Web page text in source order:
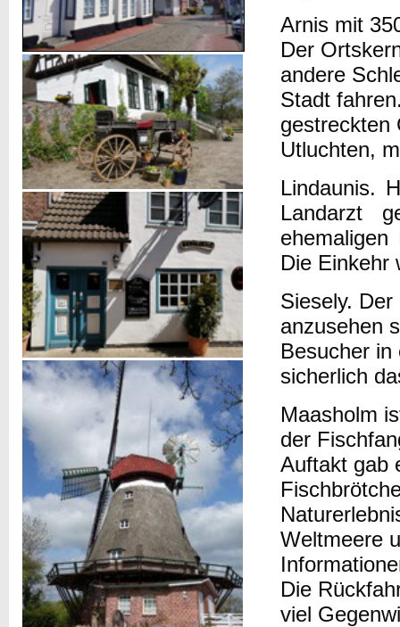
Arnis mit
Der
andere
Stadt
gestreckten
Utluchten,
Lindaunis.
Landarzt
Die Einkehr
Siesely.
anzusehen
Besucher
sicherlich
Maasholm
der
Auftakt gab
Weltmeere
Die
viel